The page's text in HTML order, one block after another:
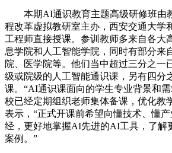
本期AI通识教育主题高级研修班由
程改革虚拟教研室主办，西安交通大学
工程师直接授课。参训教师多来自各大
息学院和人工智能学院，同时有部分来
院、医学院等。他们当中超过三分之一
级或院级的人工智能通识课，另有四分
课。“AI通识课面向的学生专业背景和
校已经定期组织老师集体备课，优化教
表示，“正式开课前希望向懂技术、懂
经，更好地掌握AI先进的AI工具，了解
案例。”